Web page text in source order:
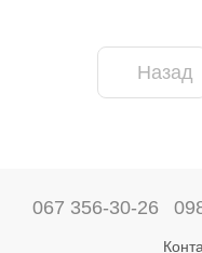
Назад
067 356-30-26